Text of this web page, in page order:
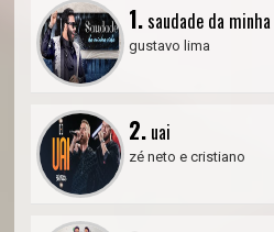
1.saudade da
gustavo lima
2. uai
zé neto e cristiano